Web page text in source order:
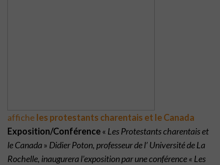
affiche les protestants charentais et le Canada
Exposition/Conférence« Les Protestants charentais et
le Canada» Didier Poton, professeur de l’ Université de La
Rochelle, inaugurera l’exposition par une conférence « Les